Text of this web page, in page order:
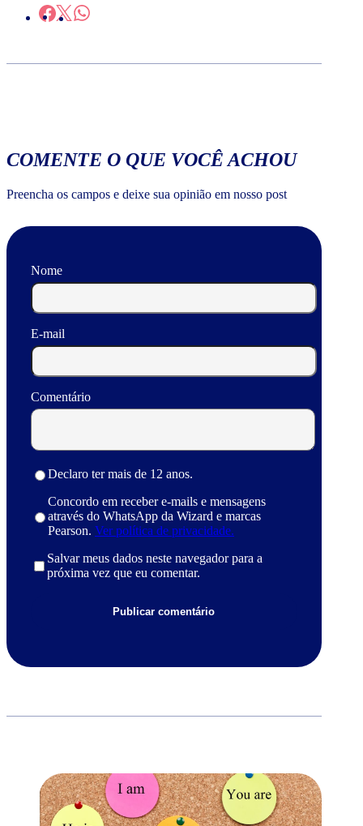
COMENTE O QUE VOCÊ ACHOU
Preencha os campos e deixe sua opinião em nosso post
Nome
E-mail
Comentário
Declaro ter mais de 12 anos.
Concordo em receber e-mails e mensagens
através do WhatsApp da Wizard e marcas
Pearson. Ver política de privacidade.
Salvar meus dados neste navegador para a
próxima vez que eu comentar.